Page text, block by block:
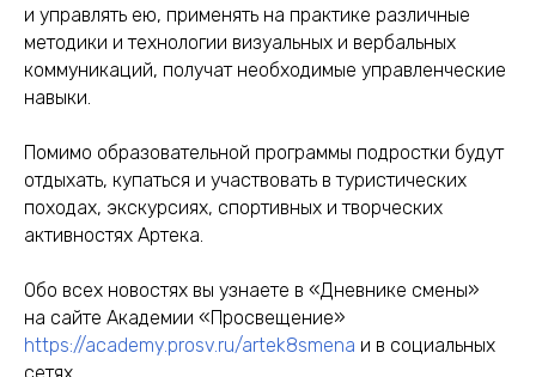
и управлять ею, применять на практике различные
методики и технологии визуальных и вербальных
коммуникаций, получат необходимые управленческие
навыки.
Помимо образовательной программы подростки будут
отдыхать, купаться и участвовать в туристических
походах, экскурсиях, спортивных и творческих
активностях Артека.
Обо всех новостях вы узнаете в «Дневнике смены»
на сайте Академии «Просвещение»
https://academy.prosv.ru/artek8smena и в социальных